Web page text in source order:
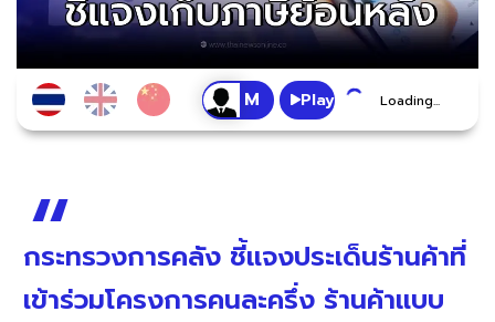
Play Loading...
กระทรวงการคลัง ชี้แจงประเด็นร้านค้าที่
เข้าร่วมโครงการคนละครึ่ง ร้านค้าแบบ